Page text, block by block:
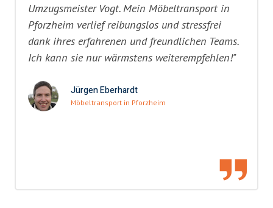
Umzugsmeister Vogt. Mein Möbeltransport in
Pforzheim verlief reibungslos und stressfrei
dank ihres erfahrenen und freundlichen Teams.
Ich kann sie nur wärmstens weiterempfehlen!"
Jürgen Eberhardt
Möbeltransport in Pforzheim